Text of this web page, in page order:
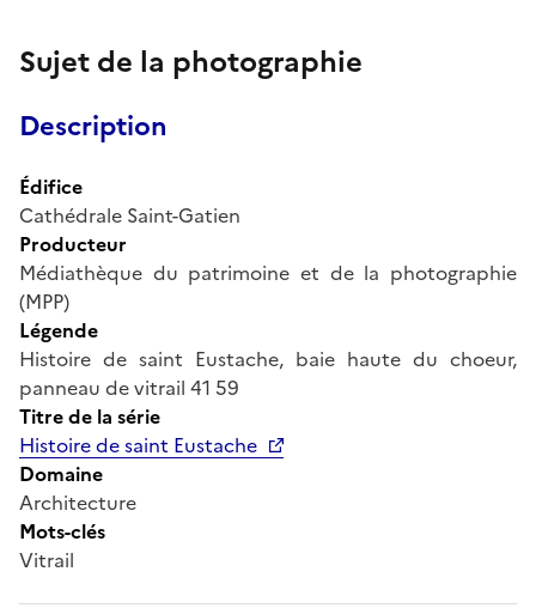
Sujet de la photographie
Description
Édifice
Cathédrale Saint-Gatien
Producteur
Médiathèque du patrimoine et de la photographie
(MPP)
Légende
Histoire de saint Eustache, baie haute du choeur,
panneau de vitrail 41 59
Titre de la série
Histoire de saint Eustache
Domaine
Architecture
Mots-clés
Vitrail